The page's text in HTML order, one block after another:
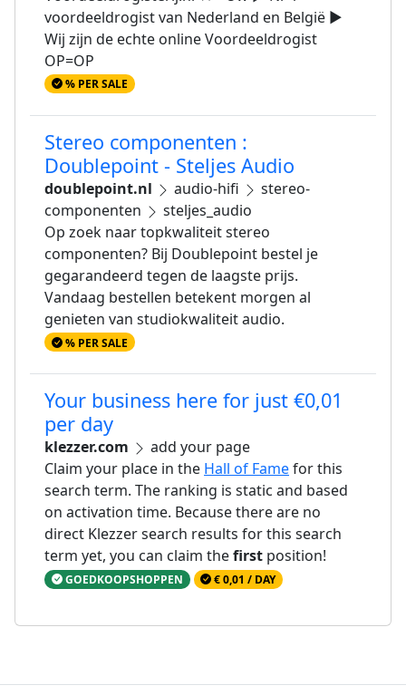
voordeeldrogist van Nederland en België ►
Wij zijn de echte online Voordeeldrogist
OP=OP
% PER SALE
Stereo componenten :
Doublepoint - Steljes Audio
doublepoint.nl audio-hifi
stereo-
componenten
steljes_audio
Op zoek naar topkwaliteit stereo
componenten? Bij Doublepoint bestel je
gegarandeerd tegen de laagste prijs.
Vandaag bestellen betekent morgen al
genieten van studiokwaliteit audio.
% PER SALE
Your business here for just €0,01
per day
klezzer.com
add your page
Claim your place in the Hall of Famefor this
search term. The ranking is static and based
on activation time. Because there are no
direct Klezzer search results for this search
term yet, you can claim thefirst position!
GOEDKOOPSHOPPEN € 0,01 / DAY